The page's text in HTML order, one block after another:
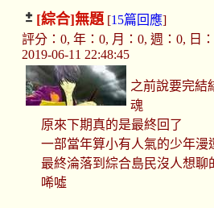
[綜合]無題[15篇回應]
評分：0, 年：0, 月：0, 週：0, 日
2019-06-11 22:48:45
之前說要完結
魂
原來下期真的是最終回了
一部當年算小有人氣的少年漫
最終淪落到綜合島民沒人想聊
唏噓